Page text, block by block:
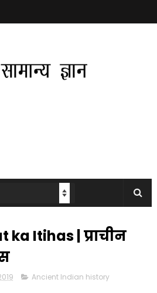
ka Itihas | प्राचीन
Ancient Indian history